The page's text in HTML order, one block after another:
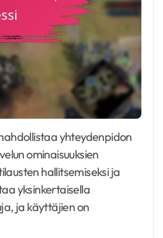
ominaisuuksien
hallitsemiseksi ja
yksinkertaisella
ja käyttäjien on